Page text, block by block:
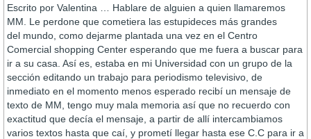
Escrito por Valentina … Hablare de alguien a quien llamaremos
MM. Le perdone que cometiera las estupideces más grandes
del mundo, como dejarme plantada una vez en el Centro
Comercial shopping Center esperando que me fuera a buscar para
ir a su casa. Así es, estaba en mi Universidad con un grupo de la
sección editando un trabajo para periodismo televisivo, de
inmediato en el momento menos esperado recibí un mensaje de
texto de MM, tengo muy mala memoria así que no recuerdo con
exactitud que decía el mensaje, a partir de allí intercambiamos
varios textos hasta que caí, y prometí llegar hasta ese C.C para ir a